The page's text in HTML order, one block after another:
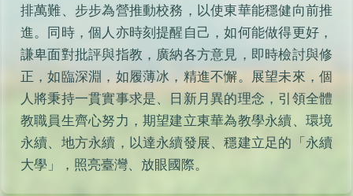
排萬難、步步為營推動校務，以使東華能穩健向前推
進。同時，個人亦時刻提醒自己，如何能做得更好，
謙卑面對批評與指教，廣納各方意見，即時檢討與修
正，如臨深淵，如履薄冰，精進不懈。展望未來，個
人將秉持一貫實事求是、日新月異的理念，引領全體
教職員生齊心努力，期望建立東華為教學永續、環境
永續、地方永續，以達永續發展、穩建立足的「永續
大學」，照亮臺灣、放眼國際。